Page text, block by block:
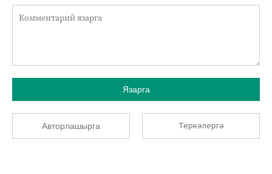
Язарга
Авторлашырга Теркәлергә